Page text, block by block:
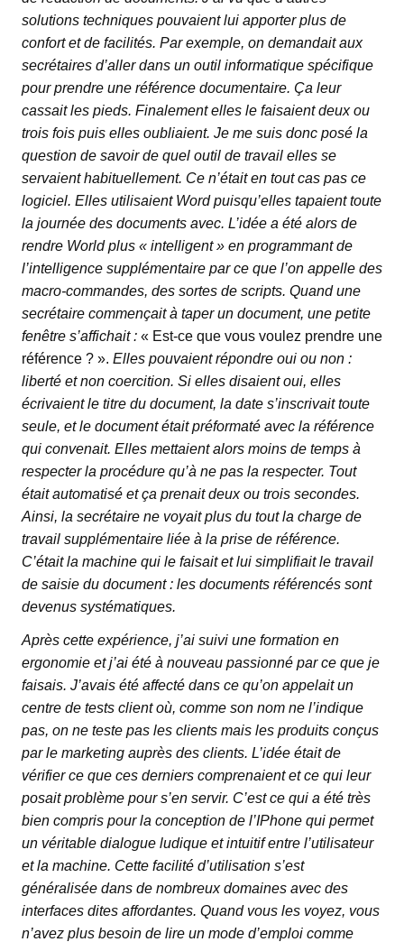
solutions techniques pouvaient lui apporter plus de
confort et de facilités. Par exemple, on demandait aux
secrétaires d’aller dans un outil informatique spécifique
pour prendre une référence documentaire. Ça leur
cassait les pieds. Finalement elles le faisaient deux ou
trois fois puis elles oubliaient. Je me suis donc posé la
question de savoir de quel outil de travail elles se
servaient habituellement. Ce n’était en tout cas pas ce
logiciel. Elles utilisaient Word puisqu’elles tapaient toute
la journée des documents avec. L’idée a été alors de
rendre World plus « intelligent » en programmant de
l’intelligence supplémentaire par ce que l’on appelle des
macro-commandes, des sortes de scripts. Quand une
secrétaire commençait à taper un document, une petite
fenêtre s’affichait : « Est-ce que vous voulez prendre une
référence ? ». Elles pouvaient répondre oui ou non :
liberté et non coercition. Si elles disaient oui, elles
écrivaient le titre du document, la date s’inscrivait toute
seule, et le document était préformaté avec la référence
qui convenait. Elles mettaient alors moins de temps à
respecter la procédure qu’à ne pas la respecter. Tout
était automatisé et ça prenait deux ou trois secondes.
Ainsi, la secrétaire ne voyait plus du tout la charge de
travail supplémentaire liée à la prise de référence.
C’était la machine qui le faisait et lui simplifiait le travail
de saisie du document : les documents référencés sont
devenus systématiques.
Après cette expérience, j’ai suivi une formation en
ergonomie et j’ai été à nouveau passionné par ce que je
faisais. J’avais été affecté dans ce qu’on appelait un
centre de tests client où, comme son nom ne l’indique
pas, on ne teste pas les clients mais les produits conçus
par le marketing auprès des clients. L’idée était de
vérifier ce que ces derniers comprenaient et ce qui leur
posait problème pour s’en servir. C’est ce qui a été très
bien compris pour la conception de l’IPhone qui permet
un véritable dialogue ludique et intuitif entre l’utilisateur
et la machine. Cette facilité d’utilisation s’est
généralisée dans de nombreux domaines avec des
interfaces dites affordantes. Quand vous les voyez, vous
n’avez plus besoin de lire un mode d’emploi comme